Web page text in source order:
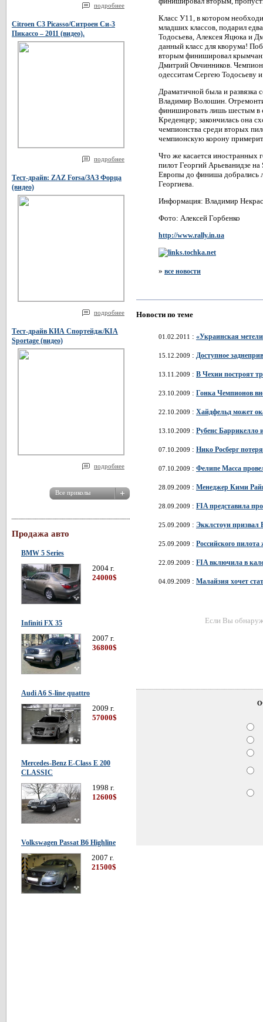
подробнее
Citroen C3 Picasso/Ситроен Си-3
Пикассо – 2011 (видео).
подробнее
Тест-драйв: ZAZ Forsa/ЗАЗ Форца
(видео)
подробнее
Тест-драйв КИА Спортейдж/KIA
Sportage (видео)
подробнее
Продажа авто
BMW 5 Series
2004 г.
24000$
Infiniti FX 35
2007 г.
36800$
Audi A6 S-line quattro
2009 г.
57000$
Mercedes-Benz E-Class E 200
CLASSIC
1998 г.
12600$
Volkswagen Passat В6 Highline
2007 г.
21500$
Класс У11, в котором
младших классов, подарил
Тодосьева, Алексея Яцюка и
данный класс для кворума!
вторым финишировал
Дмитрий Овчинников.
одесситам Сергею Тодосьеву
Драматичной была и развязка
Владимир Волошин.
финишировать лишь шестым в
Креденцер; закончилась она
чемпионства среди вторых
чемпионскую корону
Что же касается иностранных
пилот Георгий Арьеванидзе
Европы до финиша добрались
Георгиева.
Информация: Владимир
Фото: Алексей Горбенко
http://www.rally.in.ua
» все новости
Новости по теме
01.02.2011 : «Украинская
15.12.2009 : Доступное
13.11.2009 : В Чехии построят
23.10.2009 : Гонка Чемпионов
22.10.2009 : Хайдфельд может
13.10.2009 : Рубенс Баррикелло
07.10.2009 : Нико Росберг
07.10.2009 : Фелипе Масса
28.09.2009 : Менеджер Кими
28.09.2009 : FIA представила
25.09.2009 : Экклстоун призвал
25.09.2009 : Российского
22.09.2009 : FIA включила в
04.09.2009 : Малайзия хочет
Если Вы